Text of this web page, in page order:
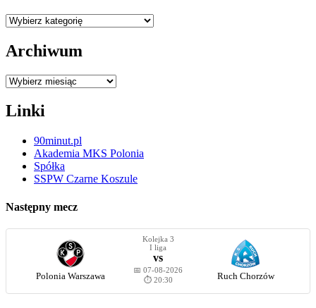
Kategorie
Archiwum
Archiwum
Linki
90minut.pl
Akademia MKS Polonia
Spółka
SSPW Czarne Koszule
Następny mecz
Polonia Warszawa
Kolejka 3
I liga
vs
📅 07-08-2026
⏱️ 20:30
Ruch Chorzów